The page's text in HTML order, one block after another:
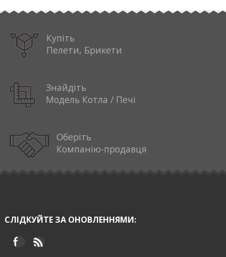
Купіть
Пелети, Брикети
Знайдіть
Модель Котла / Печі
Оберіть
Компанію-продавця
СЛІДКУЙТЕ ЗА ОНОВЛЕННЯМИ: